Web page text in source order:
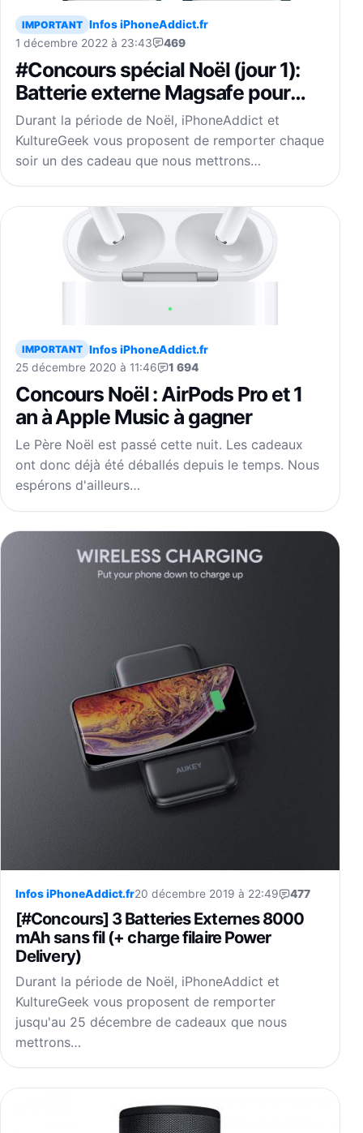
IMPORTANT Infos iPhoneAddict.fr
1 décembre 2022 à 23:43
469
#Concours spécial Noël (jour 1):
Batterie externe Magsafe pour
iPhone 12/13/14 (mini/Pro/Pro
Max/Plus) à gagner
Durant la période de Noël, iPhoneAddict et
KultureGeek vous proposent de remporter chaque
soir un des cadeau que nous mettrons…
IMPORTANT Infos iPhoneAddict.fr
25 décembre 2020 à 11:46
1 694
Concours Noël : AirPods Pro et 1
an à Apple Music à gagner
Le Père Noël est passé cette nuit. Les cadeaux
ont donc déjà été déballés depuis le temps. Nous
espérons d'ailleurs…
Infos iPhoneAddict.fr20 décembre 2019 à 22:49 477
[#Concours] 3 Batteries Externes 8000
mAh sans fil (+ charge filaire Power
Delivery)
Durant la période de Noël, iPhoneAddict et
KultureGeek vous proposent de remporter
jusqu'au 25 décembre de cadeaux que nous
mettrons…